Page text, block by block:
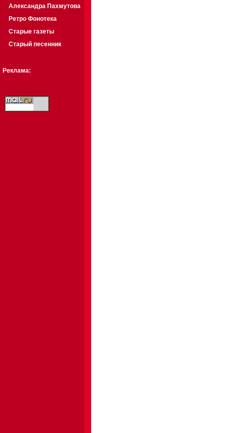
Александра Пахмутова
Ретро Фонотека
Старые газеты
Старый песенник
Реклама: